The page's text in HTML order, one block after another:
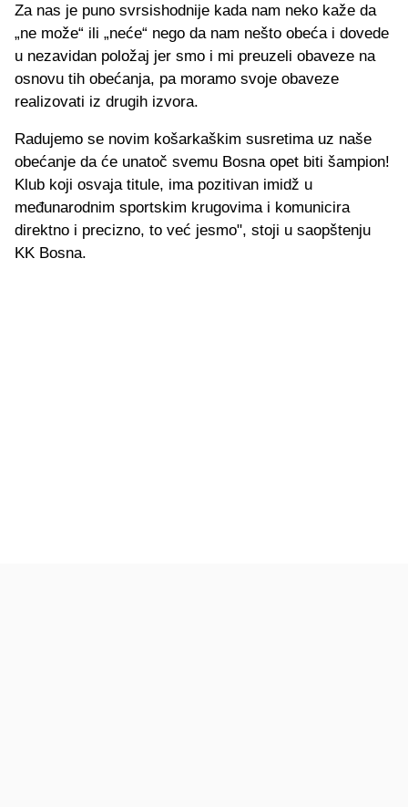
Za nas je puno svrsishodnije kada nam neko kaže da
„ne može“ ili „neće“ nego da nam nešto obeća i dovede
u nezavidan položaj jer smo i mi preuzeli obaveze na
osnovu tih obećanja, pa moramo svoje obaveze
realizovati iz drugih izvora.
Radujemo se novim košarkaškim susretima uz naše
obećanje da će unatoč svemu Bosna opet biti šampion!
Klub koji osvaja titule, ima pozitivan imidž u
međunarodnim sportskim krugovima i komunicira
direktno i precizno, to već jesmo", stoji u saopštenju
KK Bosna.